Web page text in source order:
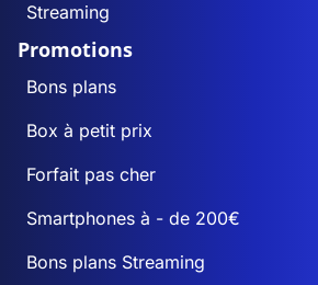
Streaming
Promotions
Bons plans
Box à petit prix
Forfait pas cher
Smartphones à - de 200€
Bons plans Streaming